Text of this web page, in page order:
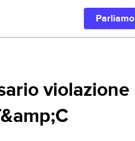
Parliamo
violazione